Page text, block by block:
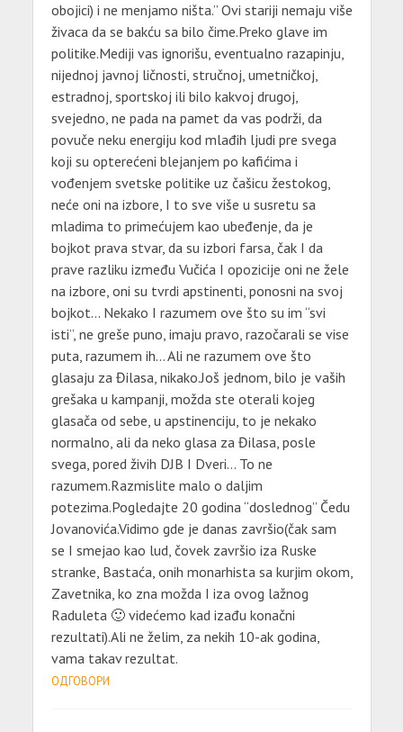
obojici) i ne menjamo ništa.” Ovi stariji nemaju više
živaca da se bakću sa bilo čime.Preko glave im
politike.Mediji vas ignorišu, eventualno razapinju,
nijednoj javnoj ličnosti, stručnoj, umetničkoj,
estradnoj, sportskoj ili bilo kakvoj drugoj,
svejedno, ne pada na pamet da vas podrži, da
povuče neku energiju kod mlađih ljudi pre svega
koji su opterećeni blejanjem po kafićima i
vođenjem svetske politike uz čašicu žestokog,
neće oni na izbore, I to sve više u susretu sa
mladima to primećujem kao ubeđenje, da je
bojkot prava stvar, da su izbori farsa, čak I da
prave razliku između Vučića I opozicije oni ne žele
na izbore, oni su tvrdi apstinenti, ponosni na svoj
bojkot… Nekako I razumem ove što su im “svi
isti”, ne greše puno, imaju pravo, razočarali se vise
puta, razumem ih… Ali ne razumem ove što
glasaju za Đilasa, nikako.Još jednom, bilo je vaših
grešaka u kampanji, možda ste oterali kojeg
glasača od sebe, u apstinenciju, to je nekako
normalno, ali da neko glasa za Đilasa, posle
svega, pored živih DJB I Dveri… To ne
razumem.Razmislite malo o daljim
potezima.Pogledajte 20 godina “doslednog” Čedu
Jovanovića.Vidimo gde je danas završio(čak sam
se I smejao kao lud, čovek završio iza Ruske
stranke, Bastaća, onih monarhista sa kurjim okom,
Zavetnika, ko zna možda I iza ovog lažnog
Raduleta 🙂 videćemo kad izađu konačni
rezultati).Ali ne želim, za nekih 10-ak godina,
vama takav rezultat.
ОДГОВОРИ